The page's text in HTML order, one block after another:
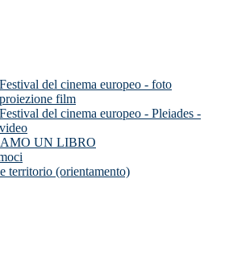
Festival del cinema europeo - foto
proiezione film
Festival del cinema europeo - Pleiades -
video
UN LIBRO
territorio (orientamento)